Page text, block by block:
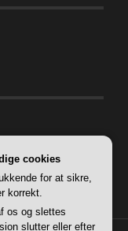
cookies
for at sikre,
korrekt.
os og slettes
slutter eller efter